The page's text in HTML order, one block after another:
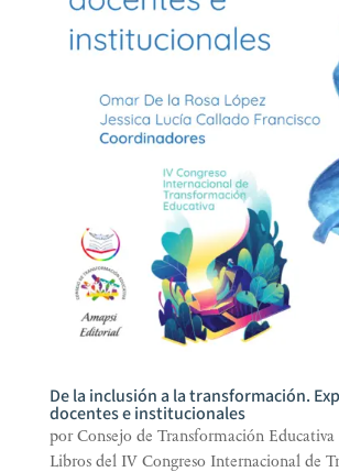
De la inclusión a la transformación.
docentes e institucionales
porConsejo de Transformación Educativa|
Libros del IV Congreso Internacional de